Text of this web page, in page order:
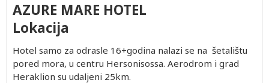
AZURE MARE HOTEL
Lokacija
Hotel samo za odrasle 16+godina nalazi se na šetalištu
pored mora, u centru Hersonisossa. Aerodrom i grad
Heraklion su udaljeni 25km.